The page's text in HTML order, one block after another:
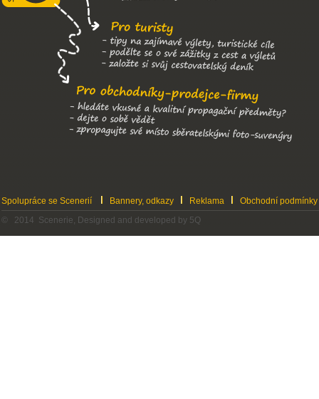
Spolupráce se Scenerií Bannery, odkazy Reklama
Obchodní podmínky
© 2014 Scenerie, Designed and developed by 5Q